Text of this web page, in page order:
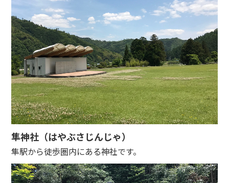
隼神社（はやぶさじんじゃ）
隼駅から徒歩圏内にある神社です。